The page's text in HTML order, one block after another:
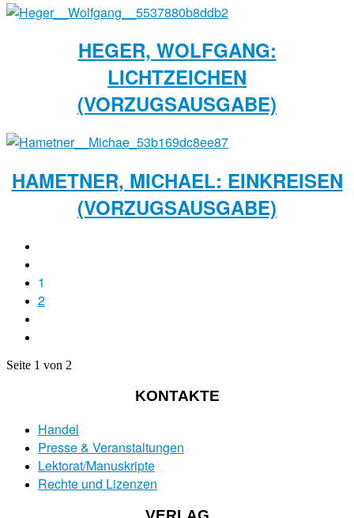
HEGER, WOLFGANG:
LICHTZEICHEN
(VORZUGSAUSGABE)
HAMETNER, MICHAEL: EINKREISEN
(VORZUGSAUSGABE)
1
2
Seite 1 von 2
KONTAKTE
Handel
Presse & Veranstaltungen
Lektorat/Manuskripte
Rechte und Lizenzen